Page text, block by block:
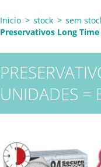
Inicio > stock > sem
Preservativos Long
UNIDADES =